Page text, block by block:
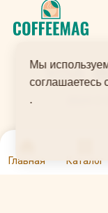
Главная Каталог
Мы
соглашаетесь
.